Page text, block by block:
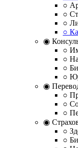
○
○
○
○
◉
○
○
○
○
◉
○
○
○
◉
○
○